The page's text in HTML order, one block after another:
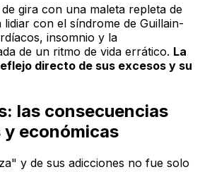
gira con una maleta repleta de
lidiar con el síndrome de Guillain-
insomnio y la
de un ritmo de vida errático. La
directo de sus excesos y su
las consecuencias
económicas
y de sus adicciones no fue solo